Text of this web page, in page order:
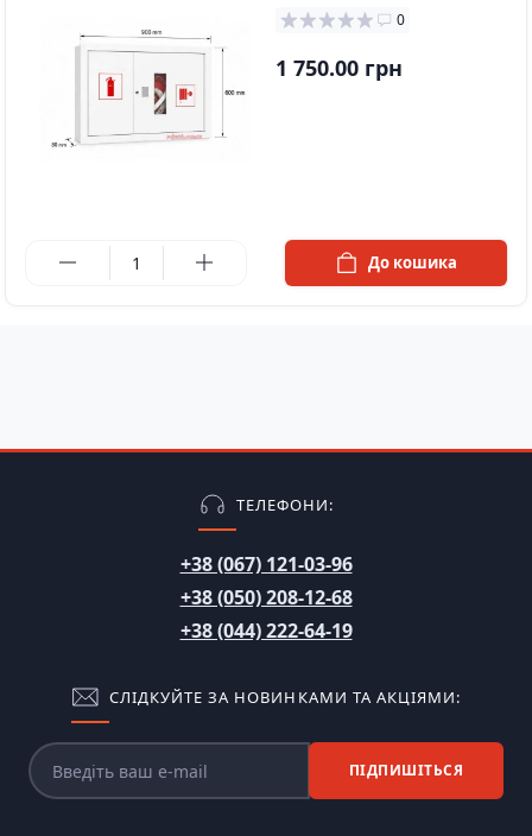
0
1 750.00 грн
До кошика
ТЕЛЕФОНИ:
+38 (067) 121-03-96
+38 (050) 208-12-68
+38 (044) 222-64-19
СЛІДКУЙТЕ ЗА НОВИНКАМИ ТА АКЦІЯМИ:
ПІДПИШІТЬСЯ